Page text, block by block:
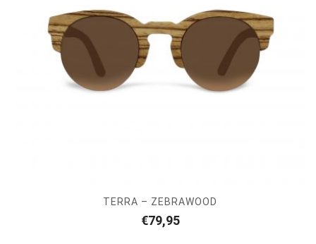
TERRA – ZEBRAWOOD
€79,95